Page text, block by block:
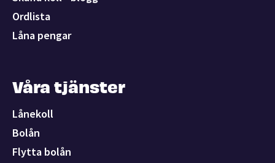
Ordlista
Låna pengar
Våra tjänster
Lånekoll
Bolån
Flytta bolån